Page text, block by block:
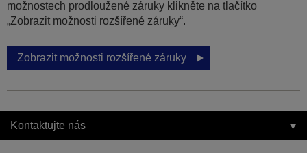
možnostech prodloužené záruky klikněte na tlačítko
„Zobrazit možnosti rozšířené záruky“.
Zobrazit možnosti rozšířené záruky
Kontaktujte nás